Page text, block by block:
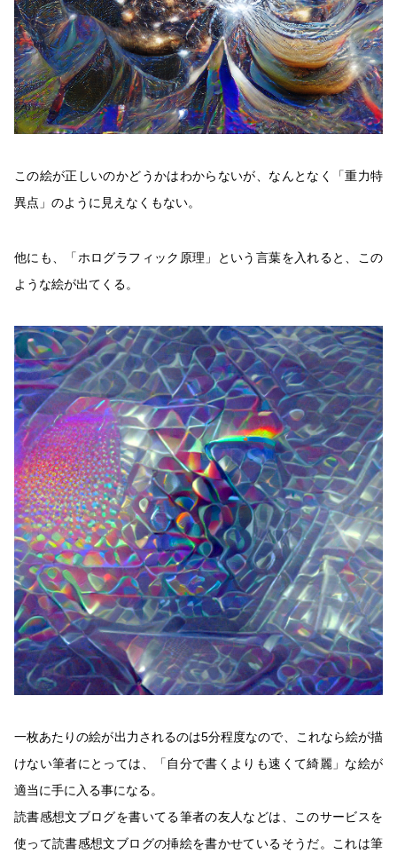
この絵が正しいのかどうかはわからないが、なんとなく「重力特
異点」のように見えなくもない。
他にも、「ホログラフィック原理」という言葉を入れると、この
ような絵が出てくる。
一枚あたりの絵が出力されるのは5分程度なので、これなら絵が描
けない筆者にとっては、「自分で書くよりも速くて綺麗」な絵が
適当に手に入る事になる。
読書感想文ブログを書いてる筆者の友人などは、このサービスを
使って読書感想文ブログの挿絵を書かせているそうだ。これは筆